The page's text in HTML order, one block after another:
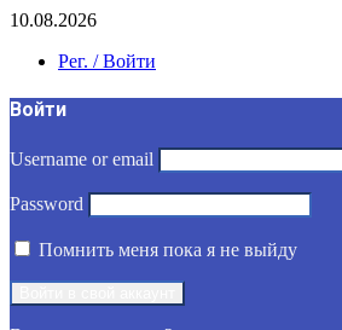
10.08.2026
Рег. / Войти
Войти
Username or email
Password
Помнить меня пока я не выйду